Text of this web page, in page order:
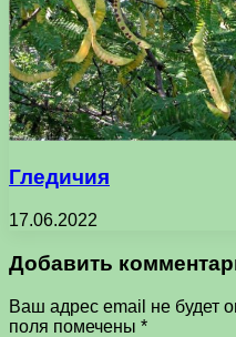
Гледичия
17.06.2022
Добавить
Ваш адрес email не будет
поля помечены *